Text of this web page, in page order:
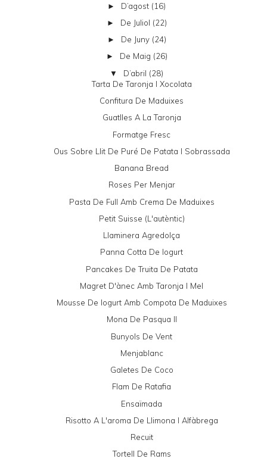
► D’agost (16)
► De Juliol (22)
► De Juny (24)
► De Maig (26)
▼ D’abril (28)
Tarta De Taronja I Xocolata
Confitura De Maduixes
Guatlles A La Taronja
Formatge Fresc
Ous Sobre Llit De Puré De Patata I Sobrassada
Banana Bread
Roses Per Menjar
Pasta De Full Amb Crema De Maduixes
Petit Suisse (l'autèntic)
Llaminera Agredolça
Panna Cotta De Iogurt
Pancakes De Truita De Patata
Magret D'ànec Amb Taronja I Mel
Mousse De Iogurt Amb Compota De Maduixes
Mona De Pasqua II
Bunyols De Vent
Menjablanc
Galetes De Coco
Flam De Ratafia
Ensaïmada
Risotto A L'aroma De Llimona I Alfàbrega
Recuit
Tortell De Rams